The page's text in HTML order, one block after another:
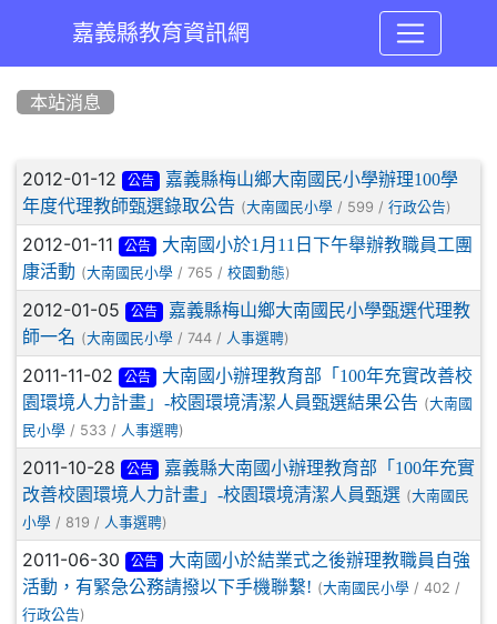
嘉義縣教育資訊網
本站消息
文章列表
2012-01-12 公告
嘉義縣梅山鄉大南國民小學辦理100學
年度代理教師甄選錄取公告 (大南國民小學 / 599 / 行政公告)
2012-01-11 公告
大南國小於1月11日下午舉辦教職員工團
康活動 (大南國民小學 / 765 / 校園動態)
2012-01-05 公告
嘉義縣梅山鄉大南國民小學甄選代理教
師一名 (大南國民小學 / 744 / 人事選聘)
2011-11-02 公告
大南國小辦理教育部「100年充實改善校
園環境人力計畫」-校園環境清潔人員甄選結果公告 (大南國
民小學 / 533 / 人事選聘)
2011-10-28 公告
嘉義縣大南國小辦理教育部「100年充實
改善校園環境人力計畫」-校園環境清潔人員甄選 (大南國民
小學 / 819 / 人事選聘)
2011-06-30 公告
大南國小於結業式之後辦理教職員自強
活動，有緊急公務請撥以下手機聯繫! (大南國民小學 / 402 /
行政公告)